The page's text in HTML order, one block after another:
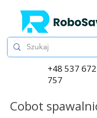
+48 537 672
757
Cobot